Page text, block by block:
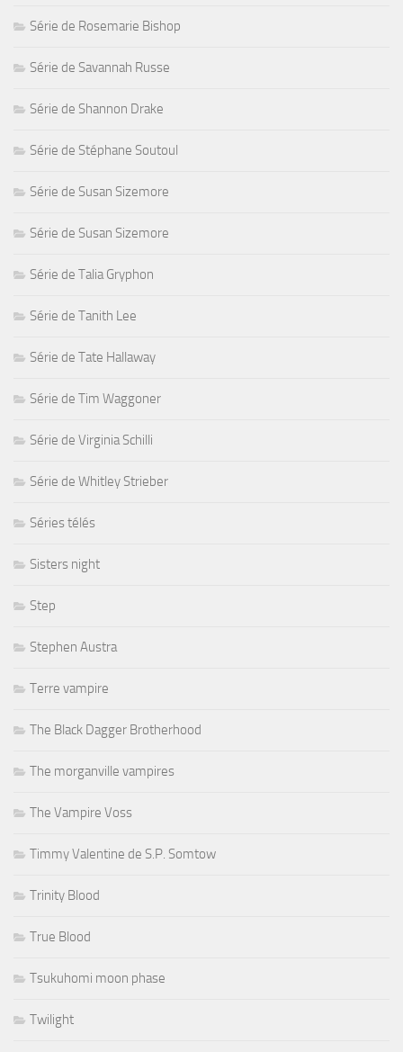
Série de Rosemarie Bishop
Série de Savannah Russe
Série de Shannon Drake
Série de Stéphane Soutoul
Série de Susan Sizemore
Série de Susan Sizemore
Série de Talia Gryphon
Série de Tanith Lee
Série de Tate Hallaway
Série de Tim Waggoner
Série de Virginia Schilli
Série de Whitley Strieber
Séries télés
Sisters night
Step
Stephen Austra
Terre vampire
The Black Dagger Brotherhood
The morganville vampires
The Vampire Voss
Timmy Valentine de S.P. Somtow
Trinity Blood
True Blood
Tsukuhomi moon phase
Twilight